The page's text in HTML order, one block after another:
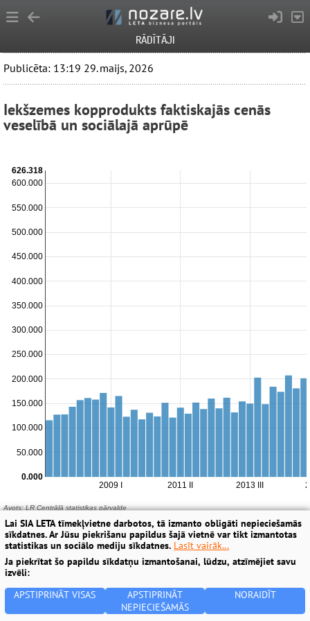
RĀDĪTĀJI
Publicēta: 13:19 29. maijs, 2026
Iekšzemes kopprodukts faktiskajās cenās
veselībā un sociālajā aprūpē
Lai SIA LETA tīmekļvietne darbotos, tā izmanto obligāti nepieciešamās
sīkdatnes. Ar Jūsu piekrišanu papildus šajā vietnē var tikt izmantotas
statistikas un sociālo mediju sīkdatnes. Lasīt vairāk...
Ja piekrītat šo papildu sīkdatņu izmantošanai, lūdzu, atzīmējiet savu
izvēli:
APSTIPRINĀT VISAS
APSTIPRINĀT
NEPIECIEŠAMĀS
NORAIDĪT